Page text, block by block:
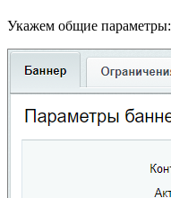
Укажем общие параметры: